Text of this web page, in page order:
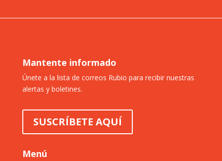
Mantente informado
Únete a la lista de correos Rubio para recibir nuestras
alertas y boletines.
SUSCRÍBETE AQUÍ
Menú